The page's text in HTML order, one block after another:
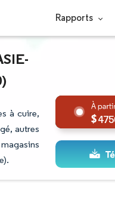
Rapports
à cuire,
autres